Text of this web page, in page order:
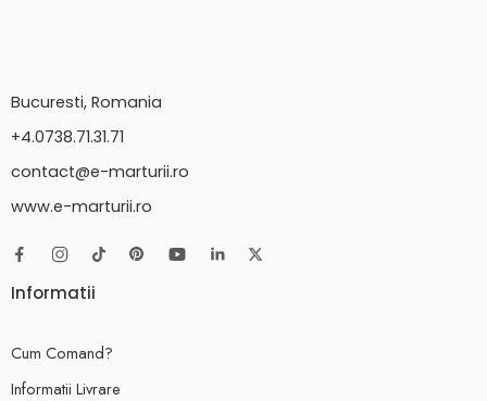
Bucuresti, Romania
+4.0738.71.31.71
contact@e-marturii.ro
www.e-marturii.ro
Informatii
Cum Comand?
Informatii Livrare